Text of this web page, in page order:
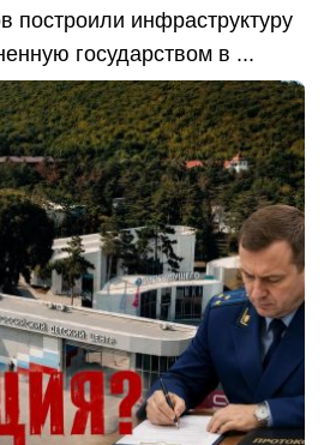
построили инфраструктуру
государством в ...